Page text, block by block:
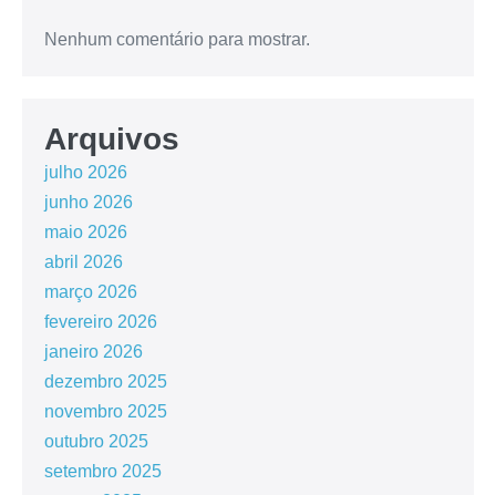
Nenhum comentário para mostrar.
Arquivos
julho 2026
junho 2026
maio 2026
abril 2026
março 2026
fevereiro 2026
janeiro 2026
dezembro 2025
novembro 2025
outubro 2025
setembro 2025